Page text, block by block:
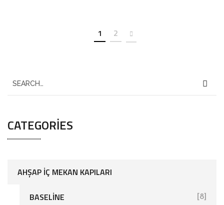
1 2
CATEGORIES
AHŞAP İÇ MEKAN KAPILARI
BASELINE [8]